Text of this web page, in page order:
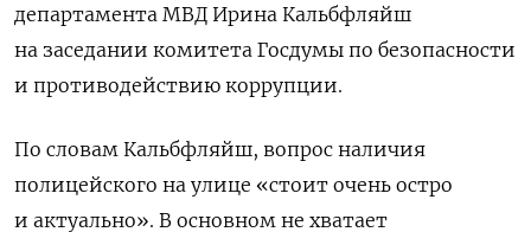
департамента МВД Ирина Кальбфляйш
на заседании комитета Госдумы по безопасности
и противодействию коррупции.
По словам Кальбфляйш, вопрос наличия
полицейского на улице «стоит очень остро
и актуально». В основном не хватает